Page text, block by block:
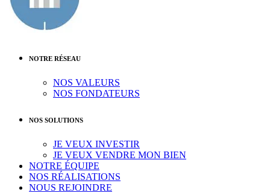
NOTRE RÉSEAU
NOS VALEURS
NOS FONDATEURS
NOS SOLUTIONS
JE VEUX INVESTIR
JE VEUX VENDRE MON BIEN
NOTRE ÉQUIPE
NOS RÉALISATIONS
NOUS REJOINDRE